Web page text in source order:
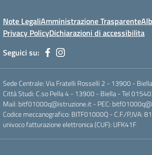
Note LegaliAmministrazione Trasparente
Privacy PolicyDichiarazioni di accessibilita
Seguici su:
Sede Centrale: Via Fratelli Rosselli 2 - 13900 -
Città Studi: C.so Pella 4 - 13900 - Biella - Tel
Mail: bitf01000q@istruzione.it- PEC:
Codice meccanografico: BITF01000Q - C.F./P,IVA:
univoco fatturazione elettronica (CUF): UFK41F